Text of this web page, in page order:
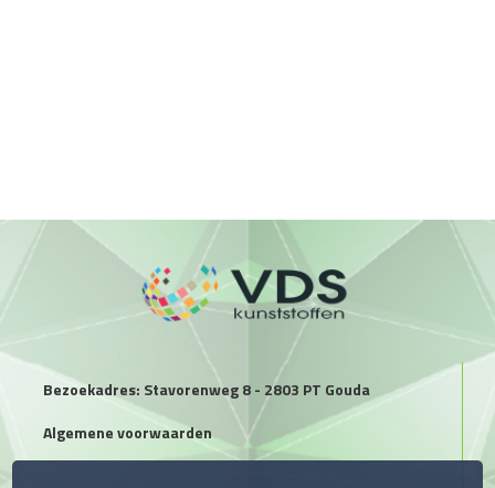
Bezoekadres: Stavorenweg 8 - 2803 PT Gouda
Algemene voorwaarden